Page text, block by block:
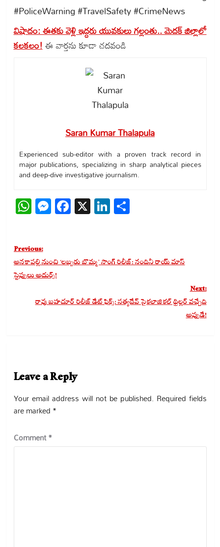
#PoliceWarning #TravelSafety #CrimeNews
విషాదం: ఈతకు వెళ్లి ఇద్దరు యువకులు గల్లంతు.. మెదక్ జిల్లాలో
కలకలం!ఈ వార్తను కూడా చదవండి
Saran Kumar Thalapula
Experienced sub-editor with a proven track record in
major publications, specializing in sharp analytical pieces
and deep-dive investigative journalism.
WhatsApp
Messenger
Facebook
X LinkedIn
Share
Post
navigation
Previous:
అనకాపల్లి నుంచి ‘లబ్బరు బొమ్మ’ సాంగ్ రిలీజ్: నందినీ రాయ్ మాస్
స్టెప్పులు అదుర్స్!
Next:
రావు బహదూర్ రిలీజ్ డేట్ ఫిక్స్: సత్యదేవ్ సైకలాజికల్ థ్రిల్లర్ వచ్చేది
అప్పుడే!
Leave a Reply
Your email address will not be published. Required fields
are marked *
Comment*